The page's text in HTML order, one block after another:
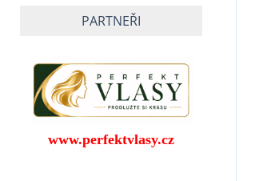
PARTNEŘI
www.perfektvlasy.cz